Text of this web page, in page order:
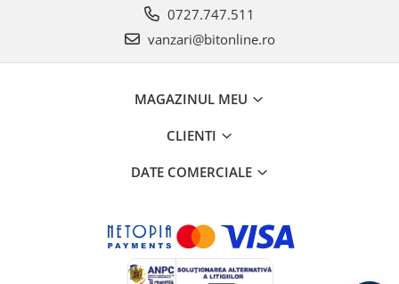
0727.747.511
vanzari@bitonline.ro
MAGAZINUL MEU
CLIENTI
DATE COMERCIALE